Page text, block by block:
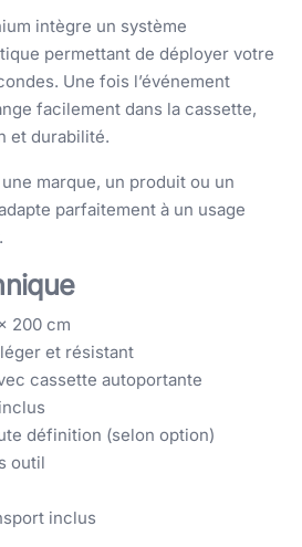
intègre un système
permettant de déployer votre
Une fois l’événement
facilement dans la cassette,
et durabilité.
marque, un produit ou un
parfaitement à un usage
200 cm
et résistant
cassette autoportante
définition (selon option)
outil
inclus